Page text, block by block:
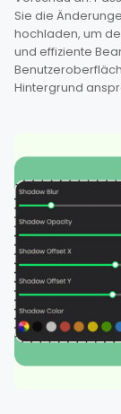
Sie die
hochladen, um
und effiziente
Hintergrund